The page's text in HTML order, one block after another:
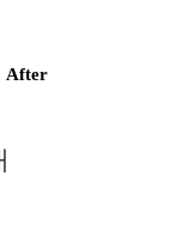
After